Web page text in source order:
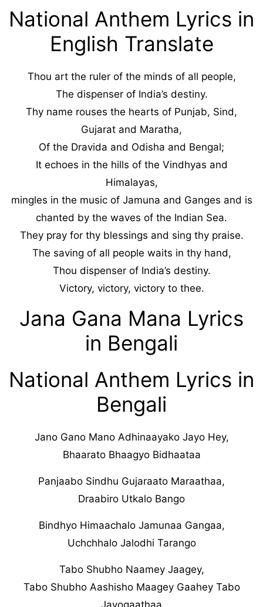
National Anthem Lyrics in
English Translate
Thou art the ruler of the minds of all people,
The dispenser of India’s destiny.
Thy name rouses the hearts of Punjab, Sind,
Gujarat and Maratha,
Of the Dravida and Odisha and Bengal;
It echoes in the hills of the Vindhyas and
Himalayas,
mingles in the music of Jamuna and Ganges and is
chanted by the waves of the Indian Sea.
They pray for thy blessings and sing thy praise.
The saving of all people waits in thy hand,
Thou dispenser of India’s destiny.
Victory, victory, victory to thee.
Jana Gana Mana Lyrics
in Bengali
National Anthem Lyrics in
Bengali
Jano Gano Mano Adhinaayako Jayo Hey,
Bhaarato Bhaagyo Bidhaataa
Panjaabo Sindhu Gujaraato Maraathaa,
Draabiro Utkalo Bango
Bindhyo Himaachalo Jamunaa Gangaa,
Uchchhalo Jalodhi Tarango
Tabo Shubho Naamey Jaagey,
Tabo Shubho Aashisho Maagey Gaahey Tabo